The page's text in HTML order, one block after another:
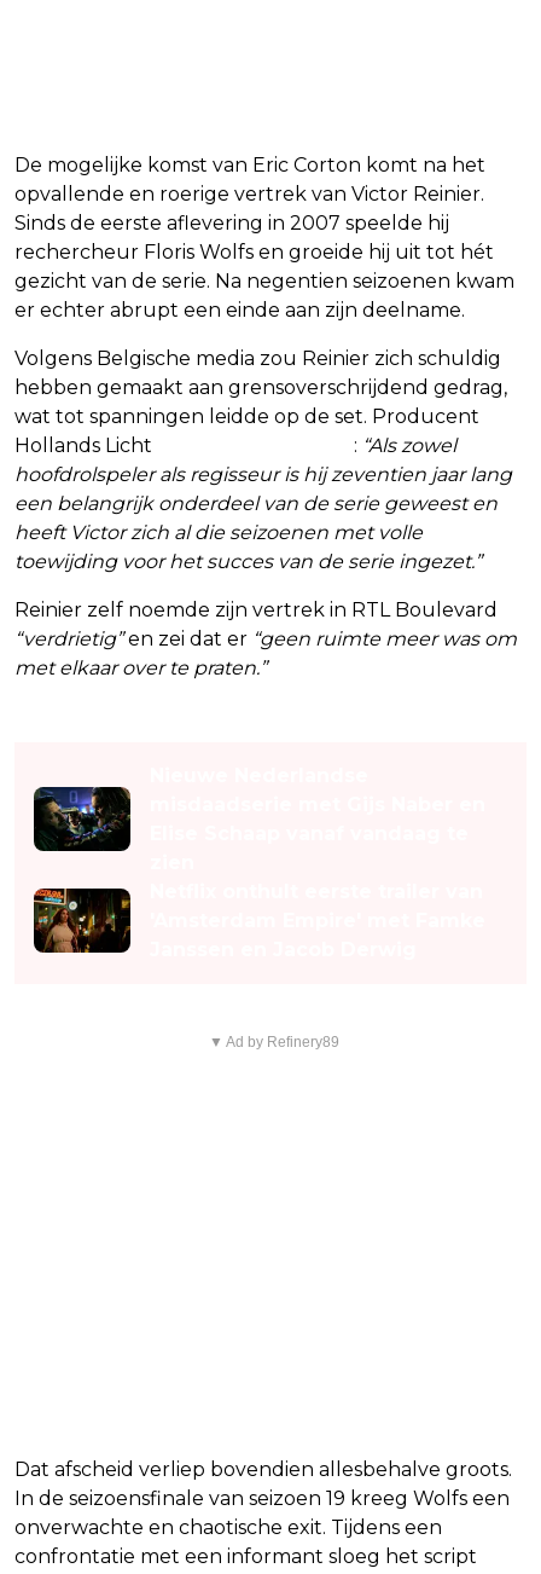
De mogelijke komst van Eric Corton komt na het
opvallende en roerige vertrek van Victor Reinier.
Sinds de eerste aflevering in 2007 speelde hij
rechercheur Floris Wolfs en groeide hij uit tot hét
gezicht van de serie. Na negentien seizoenen kwam
er echter abrupt een einde aan zijn deelname.
Volgens Belgische media zou Reinier zich schuldig
hebben gemaakt aan grensoverschrijdend gedrag,
wat tot spanningen leidde op de set. Producent
Hollands Licht
: “Als zowel
hoofdrolspeler als regisseur is hij zeventien jaar lang
een belangrijk onderdeel van de serie geweest en
heeft Victor zich al die seizoenen met volle
toewijding voor het succes van de serie ingezet.”
Reinier zelf noemde zijn vertrek in RTL Boulevard
“verdrietig”en zei dat er “geen ruimte meer was om
met elkaar over te praten.”
▼ Ad by Refinery89
Dat afscheid verliep bovendien allesbehalve groots.
In de seizoensfinale van seizoen 19 kreeg Wolfs een
onverwachte en chaotische exit. Tijdens een
confrontatie met een informant sloeg het script